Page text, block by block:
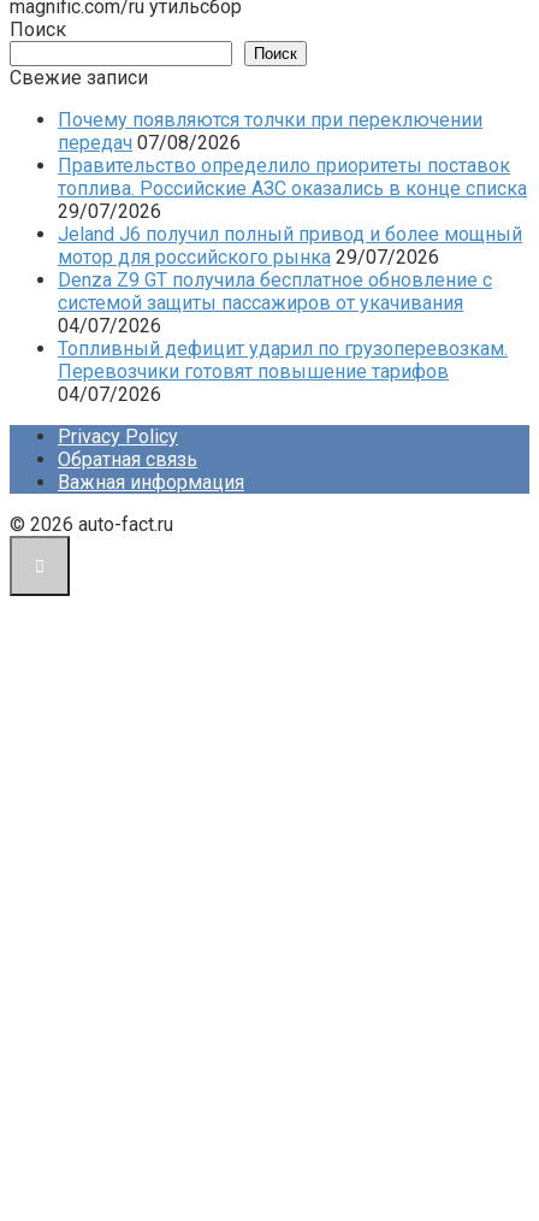
magnific.com/ru утильсбор
Поиск
Поиск
Свежие записи
Почему появляются толчки при переключении
передач 07/08/2026
Правительство определило приоритеты поставок
топлива. Российские АЗС оказались в конце списка
29/07/2026
Jeland J6 получил полный привод и более мощный
мотор для российского рынка 29/07/2026
Denza Z9 GT получила бесплатное обновление с
системой защиты пассажиров от укачивания
04/07/2026
Топливный дефицит ударил по грузоперевозкам.
Перевозчики готовят повышение тарифов
04/07/2026
Privacy Policy
Обратная связь
Важная информация
© 2026 auto-fact.ru